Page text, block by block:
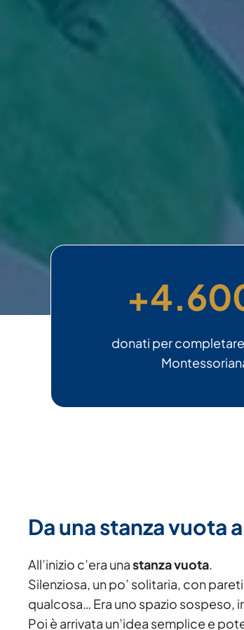
+
donati per completare
Da una stanza vuota
All’inizio c’era unastanza vuota.
Silenziosa, un po’ solitaria, con
qualcosa… Era uno spazio sospeso,
Poi è arrivata un’idea semplice e